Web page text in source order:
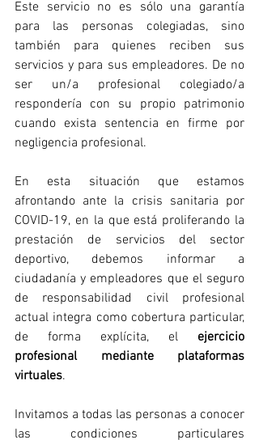
​Este servicio no es sólo una garantía
para las personas colegiadas, sino
también para quienes reciben sus
servicios y para sus empleadores. De no
ser un/a profesional colegiado/a
respondería con su propio patrimonio
cuando exista sentencia en firme por
negligencia profesional.
En esta situación que estamos
afrontando ante la crisis sanitaria por
COVID-19, en la que está proliferando la
prestación de servicios del sector
deportivo, debemos informar a
ciudadanía y empleadores que el seguro
de responsabilidad civil profesional
actual integra como cobertura particular,
de forma explícita, el ejercicio
profesional mediante plataformas
virtuales.
Invitamos a todas las personas a conocer
las condiciones particulares